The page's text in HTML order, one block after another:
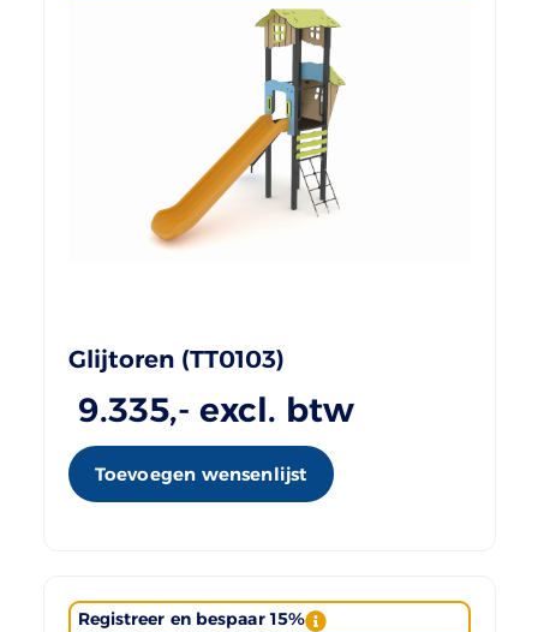
Glijtoren (TT0103)
9.335,- excl. btw
Toevoegen wensenlijst
Registreer en bespaar 15%